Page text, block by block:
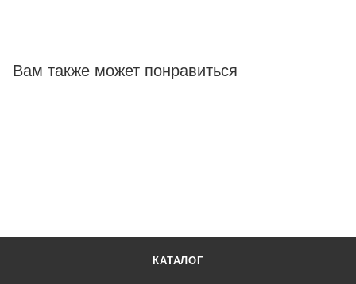
Система подачи воды Marco FRIIA НС PLUS кран 247 мм от
официального поставщика. Доставка осуществляется по
Вам также может понравиться
КАТАЛОГ